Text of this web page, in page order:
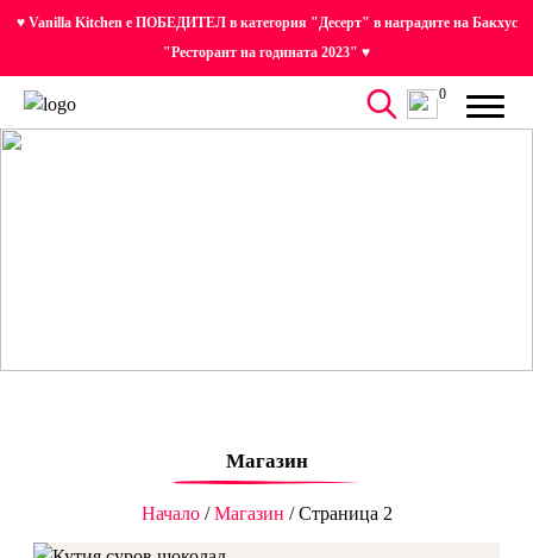
♥ Vanilla Kitchen е ПОБЕДИТЕЛ в категория "Десерт" в наградите на Бакхус
"Ресторант на годината 2023" ♥
0
Магазин
Начало/Магазин / Страница 2